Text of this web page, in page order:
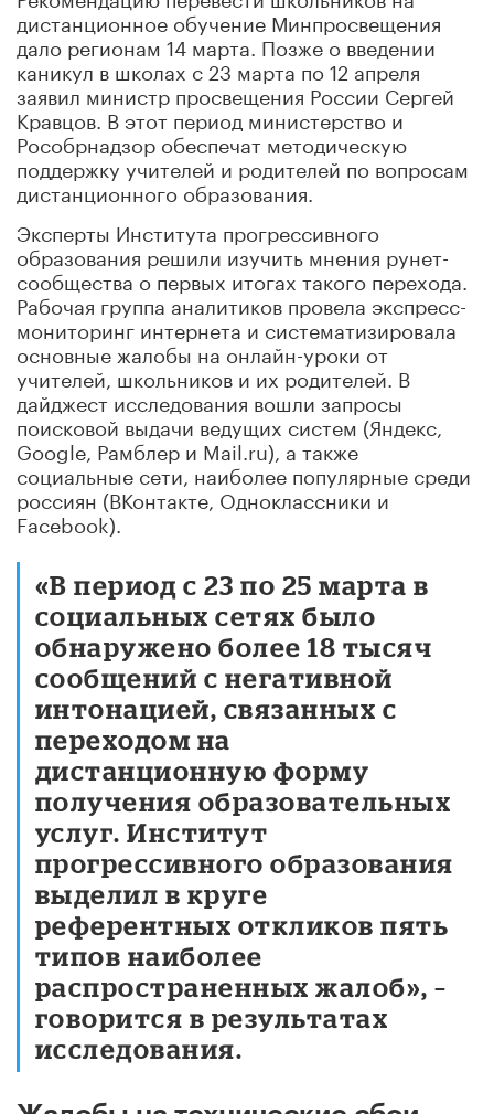
дистанционное обучение Минпросвещения
дало регионам 14 марта. Позже о введении
каникул в школах с 23 марта по 12 апреля
заявил министр просвещения России Сергей
Кравцов. В этот период министерство и
Рособрнадзор обеспечат методическую
поддержку учителей и родителей по вопросам
дистанционного образования.
Эксперты Института прогрессивного
образования решили изучить мнения рунет-
сообщества о первых итогах такого перехода.
Рабочая группа аналитиков провела экспресс-
мониторинг интернета и систематизировала
основные жалобы на онлайн-уроки от
учителей, школьников и их родителей. В
дайджест исследования вошли запросы
поисковой выдачи ведущих систем (Яндекс,
Google, Рамблер и Mail.ru), а также
социальные сети, наиболее популярные среди
россиян (ВКонтакте, Одноклассники и
Facebook).
«В период с 23 по 25 марта в
социальных сетях было
обнаружено более 18 тысяч
сообщений с негативной
интонацией, связанных с
переходом на
дистанционную форму
получения образовательных
услуг. Институт
прогрессивного образования
выделил в круге
референтных откликов пять
типов наиболее
распространенных жалоб», –
говорится в результатах
исследования.